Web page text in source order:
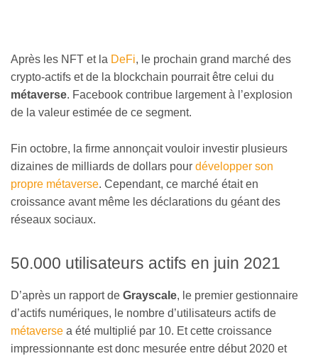
Après les NFT et la DeFi, le prochain grand marché des
crypto-actifs et de la blockchain pourrait être celui du
métaverse. Facebook contribue largement à l’explosion
de la valeur estimée de ce segment.
Fin octobre, la firme annonçait vouloir investir plusieurs
dizaines de milliards de dollars pour développer son
propre métaverse. Cependant, ce marché était en
croissance avant même les déclarations du géant des
réseaux sociaux.
50.000 utilisateurs actifs en juin 2021
D’après un rapport de Grayscale, le premier gestionnaire
d’actifs numériques, le nombre d’utilisateurs actifs de
métaverse a été multiplié par 10. Et cette croissance
impressionnante est donc mesurée entre début 2020 et